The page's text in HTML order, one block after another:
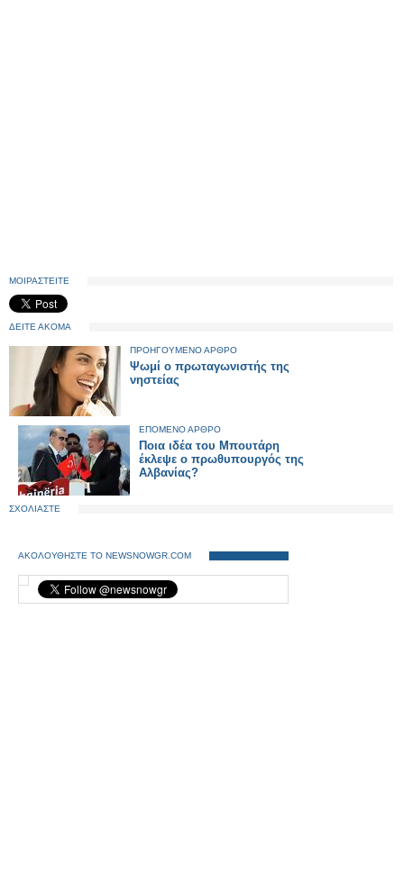
ΜΟΙΡΑΣΤΕΙΤΕ
ΔΕΙΤΕ ΑΚΟΜΑ
ΠΡΟΗΓΟΥΜΕΝΟ ΑΡΘΡΟ
Ψωμί ο πρωταγωνιστής της
νηστείας
ΕΠΟΜΕΝΟ ΑΡΘΡΟ
Ποια ιδέα του Μπουτάρη
έκλεψε ο πρωθυπουργός της
Αλβανίας?
ΣΧΟΛΙΑΣΤΕ
ΑΚΟΛΟΥΘΗΣΤΕ ΤΟ NEWSNOWGR.COM